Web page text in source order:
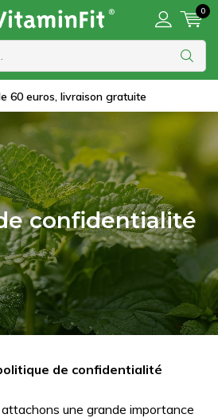
0
60 euros, livraison gratuite
confidentialité
de confidentialité
une grande importance